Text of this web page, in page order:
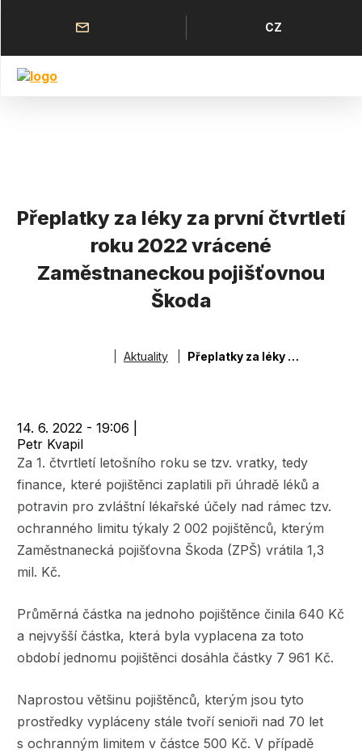
obsahu
Horní
menu
Jazyk
CZ
Přeplatky za léky za první čtvrtletí
roku 2022 vrácené
Zaměstnaneckou pojišťovnou
Škoda
DrobečkováAktuality Přeplatky za léky za první čtvrtletí roku 2022 vrácené Zaměstnaneckou pojišťovnou Škoda
14. 6. 2022 - 19:06
Petr Kvapil
Za 1. čtvrtletí letošního roku se tzv. vratky, tedy
finance, které pojištěnci zaplatili při úhradě léků a
potravin pro zvláštní lékařské účely nad rámec tzv.
ochranného limitu týkaly 2 002 pojištěnců, kterým
Zaměstnanecká pojišťovna Škoda (ZPŠ) vrátila 1,3
mil. Kč.
Průměrná částka na jednoho pojištěnce činila 640 Kč
a nejvyšší částka, která byla vyplacena za toto
období jednomu pojištěnci dosáhla částky 7 961 Kč.
Naprostou většinu pojištěnců, kterým jsou tyto
prostředky vypláceny stále tvoří senioři nad 70 let
s ochranným limitem v částce 500 Kč. V případě